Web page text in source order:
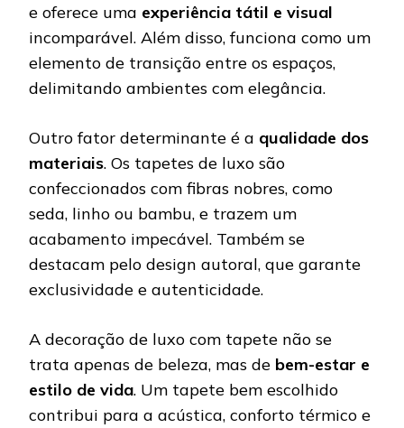
e oferece uma experiência tátil e visual
incomparável. Além disso, funciona como um
elemento de transição entre os espaços,
delimitando ambientes com elegância.
Outro fator determinante é a qualidade dos
materiais. Os tapetes de luxo são
confeccionados com fibras nobres, como
seda, linho ou bambu, e trazem um
acabamento impecável. Também se
destacam pelo design autoral, que garante
exclusividade e autenticidade.
A decoração de luxo com tapete não se
trata apenas de beleza, mas de bem-estar e
estilo de vida. Um tapete bem escolhido
contribui para a acústica, conforto térmico e